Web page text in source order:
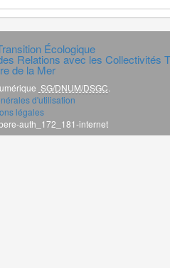
Écologique
Relations avec les Collectivités
de la Mer
SG/DNUM/DSGC
d'utilisation
légales
auth_172_181-internet